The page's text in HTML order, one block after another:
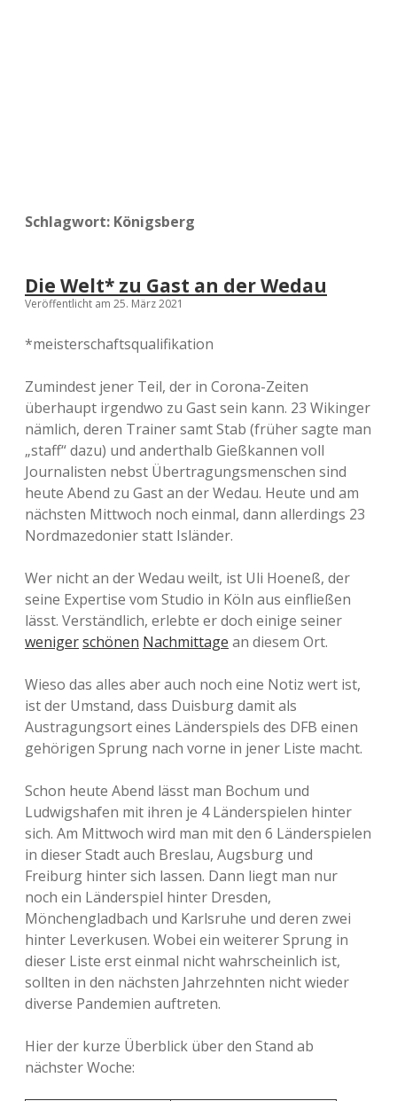
Schlagwort: Königsberg
Die Welt* zu Gast an der Wedau
Veröffentlicht am 25. März 2021
*meisterschaftsqualifikation
Zumindest jener Teil, der in Corona-Zeiten
überhaupt irgendwo zu Gast sein kann. 23 Wikinger
nämlich, deren Trainer samt Stab (früher sagte man
„staff“ dazu) und anderthalb Gießkannen voll
Journalisten nebst Übertragungsmenschen sind
heute Abend zu Gast an der Wedau. Heute und am
nächsten Mittwoch noch einmal, dann allerdings 23
Nordmazedonier statt Isländer.
Wer nicht an der Wedau weilt, ist Uli Hoeneß, der
seine Expertise vom Studio in Köln aus einfließen
lässt. Verständlich, erlebte er doch einige seiner
wenigerschönen Nachmittage an diesem Ort.
Wieso das alles aber auch noch eine Notiz wert ist,
ist der Umstand, dass Duisburg damit als
Austragungsort eines Länderspiels des DFB einen
gehörigen Sprung nach vorne in jener Liste macht.
Schon heute Abend lässt man Bochum und
Ludwigshafen mit ihren je 4 Länderspielen hinter
sich. Am Mittwoch wird man mit den 6 Länderspielen
in dieser Stadt auch Breslau, Augsburg und
Freiburg hinter sich lassen. Dann liegt man nur
noch ein Länderspiel hinter Dresden,
Mönchengladbach und Karlsruhe und deren zwei
hinter Leverkusen. Wobei ein weiterer Sprung in
dieser Liste erst einmal nicht wahrscheinlich ist,
sollten in den nächsten Jahrzehnten nicht wieder
diverse Pandemien auftreten.
Hier der kurze Überblick über den Stand ab
nächster Woche: